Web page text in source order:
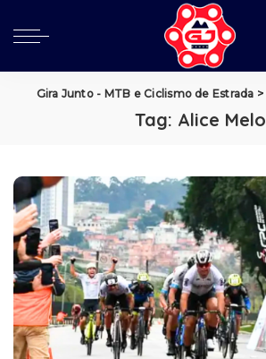
Gira Junto - MTB e Ciclismo de Estrada >
Tag: Alice Melo